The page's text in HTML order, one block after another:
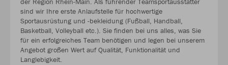
sind wir Ihre erste Anlaufstelle für hochwertige
Sportausrüstung und -bekleidung (Fußball, Handball,
Basketball, Volleyball etc.). Sie finden bei uns alles, was Sie
für ein erfolgreiches Team benötigen und legen bei unserem
Angebot großen Wert auf Qualität, Funktionalität und
Langlebigkeit.